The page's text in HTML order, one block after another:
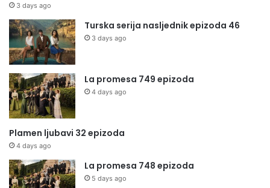
3 days ago
Turska serija nasljednik epizoda 46
3 days ago
La promesa 749 epizoda
4 days ago
Plamen ljubavi 32 epizoda
4 days ago
La promesa 748 epizoda
5 days ago